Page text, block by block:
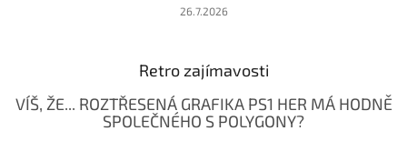
26.7.2026
Retro zajímavosti
VÍŠ, ŽE... ROZTŘESENÁ GRAFIKA PS1 HER MÁ HODNĚ
SPOLEČNÉHO S POLYGONY?